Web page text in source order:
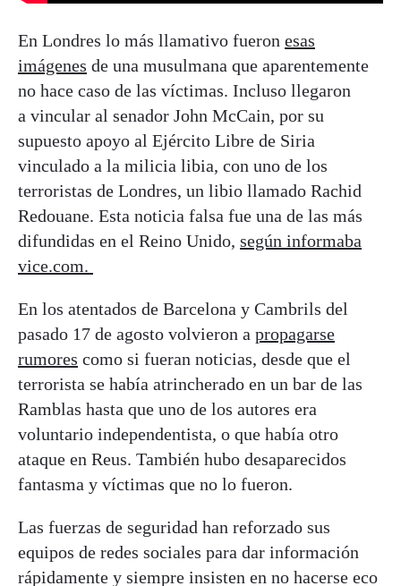
En Londres lo más llamativo fueron esas
imágenes de una musulmana que aparentemente
no hace caso de las víctimas. Incluso llegaron
a vincular al senador John McCain, por su
supuesto apoyo al Ejército Libre de Siria
vinculado a la milicia libia, con uno de los
terroristas de Londres, un libio llamado Rachid
Redouane. Esta noticia falsa fue una de las más
difundidas en el Reino Unido, según informaba
vice.com.
En los atentados de Barcelona y Cambrils del
pasado 17 de agosto volvieron a propagarse
rumores como si fueran noticias, desde que el
terrorista se había atrincherado en un bar de las
Ramblas hasta que uno de los autores era
voluntario independentista, o que había otro
ataque en Reus. También hubo desaparecidos
fantasma y víctimas que no lo fueron.
Las fuerzas de seguridad han reforzado sus
equipos de redes sociales para dar información
rápidamente y siempre insisten en no hacerse eco